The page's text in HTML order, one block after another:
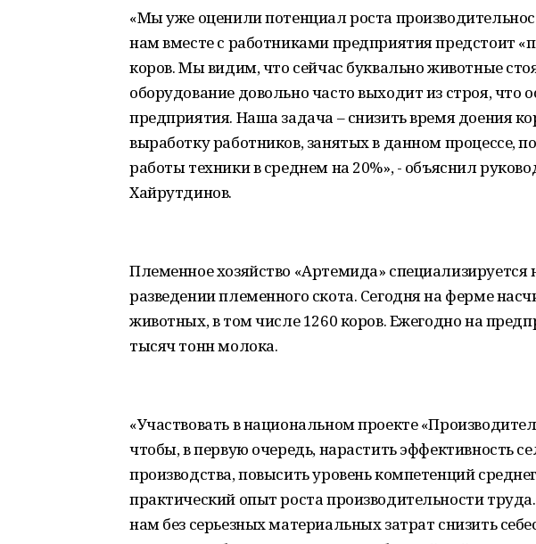
«Мы уже оценили потенциал роста
нам вместе с работниками предприятия предстоит
коров. Мы видим, что сейчас буквально животные
оборудование довольно часто выходит из строя, что
предприятия. Наша задача – снизить время доения
выработку работников, занятых в данном процессе,
работы техники в среднем на 20%», - объяснил
Хайрутдинов.
Племенное хозяйство «Артемида» специализируется
разведении племенного скота. Сегодня на ферме
животных, в том числе 1260 коров. Ежегодно на
тысяч тонн молока.
«Участвовать в национальном проекте
чтобы, в первую очередь, нарастить эффективность
производства, повысить уровень компетенций
практический опыт роста производительности
нам без серьезных материальных затрат снизить